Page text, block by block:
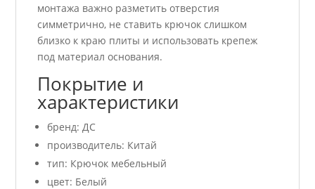
монтажа важно разметить отверстия
симметрично, не ставить крючок слишком
близко к краю плиты и использовать крепеж
под материал основания.
Покрытие и
характеристики
бренд: ДС
производитель: Китай
тип: Крючок мебельный
цвет: Белый